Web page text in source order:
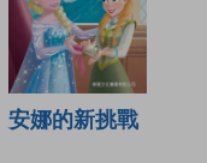
安娜的新挑戰